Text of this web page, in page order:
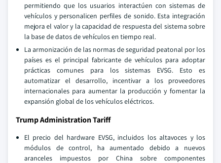
permitiendo que los usuarios interactúen con sistemas de
vehículos y personalicen perfiles de sonido. Esta integración
mejora el valor y la capacidad de respuesta del sistema sobre
la base de datos de vehículos en tiempo real.
La armonización de las normas de seguridad peatonal por los
países es el principal fabricante de vehículos para adoptar
prácticas comunes para los sistemas EVSG. Esto es
automatizar el desarrollo, incentivar a los proveedores
internacionales para aumentar la producción y fomentar la
expansión global de los vehículos eléctricos.
Trump Administration Tariff
El precio del hardware EVSG, incluidos los altavoces y los
módulos de control, ha aumentado debido a nuevos
aranceles impuestos por China sobre componentes